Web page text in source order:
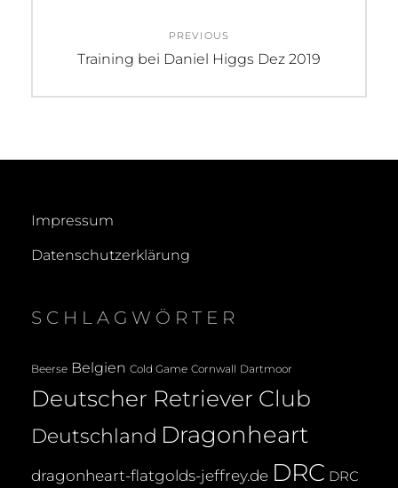
PREVIOUS
Previous
Training bei Daniel Higgs Dez 2019
Impressum
Datenschutzerklärung
SCHLAGWÖRTER
Beerse Belgien Cold Game Cornwall Dartmoor
Deutscher Retriever Club
Deutschland Dragonheart
dragonheart-flatgolds-jeffrey.de DRC DRC